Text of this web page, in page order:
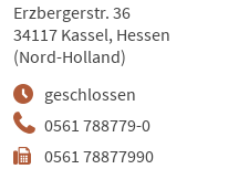
0561 788779-0
0561 78877990
geschlossen
Erzbergerstr. 36
34117 Kassel, Hessen
(Nord-Holland)